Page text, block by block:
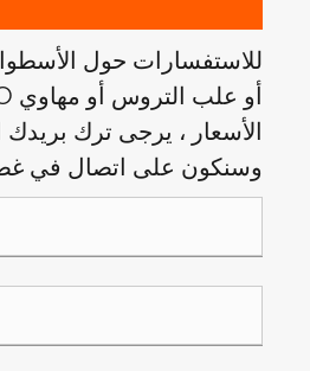
للاستفسارات حول
الأسعار ، يرجى ترك بريدك
وسنكون على اتصال في غضون 24